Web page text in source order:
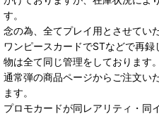
す。
念の為、全てプレイ用とさせてい
ワンピースカードでSTなどで再
物は全て同じ管理をしております。
通常弾の商品ページからご注文い
ます。
プロモカードが同レアリティ・同